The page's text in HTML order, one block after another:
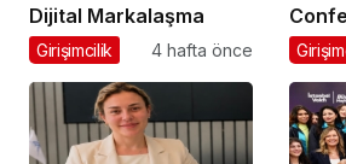
Dijital Markalaşma
Girişimcilik 4 hafta önce